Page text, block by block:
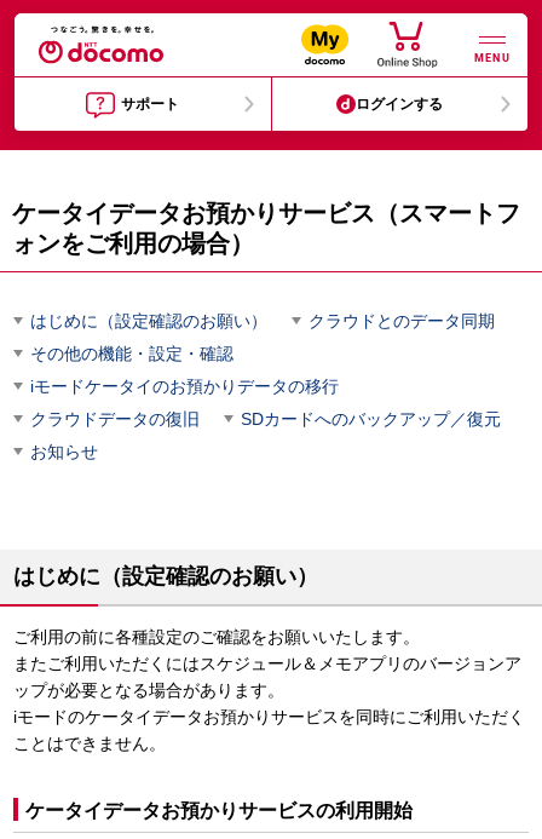
MENU
サポート ログインする
ケータイデータお預かりサービス（スマートフ
ォンをご利用の場合）
はじめに（設定確認のお願い）
クラウドとのデータ同期
その他の機能・設定・確認
iモードケータイのお預かりデータの移行
クラウドデータの復旧
SDカードへのバックアップ／復元
お知らせ
はじめに（設定確認のお願い）
ご利用の前に各種設定のご確認をお願いいたします。
またご利用いただくにはスケジュール＆メモアプリのバージョンア
ップが必要となる場合があります。
iモードのケータイデータお預かりサービスを同時にご利用いただく
ことはできません。
ケータイデータお預かりサービスの利用開始